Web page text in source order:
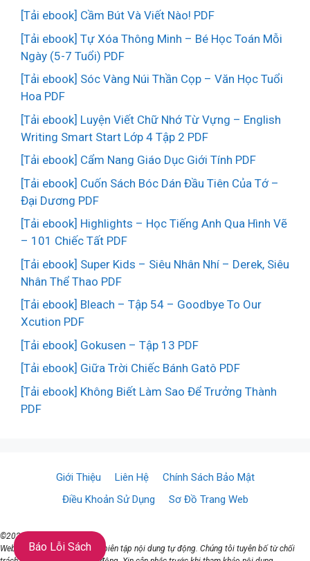
[Tải ebook] Cầm Bút Và Viết Nào! PDF
[Tải ebook] Tự Xóa Thông Minh – Bé Học Toán Mỗi
Ngày (5-7 Tuổi) PDF
[Tải ebook] Sóc Vàng Núi Thần Cọp – Văn Học Tuổi
Hoa PDF
[Tải ebook] Luyện Viết Chữ Nhớ Từ Vựng – English
Writing Smart Start Lớp 4 Tập 2 PDF
[Tải ebook] Cẩm Nang Giáo Dục Giới Tính PDF
[Tải ebook] Cuốn Sách Bóc Dán Đầu Tiên Của Tớ –
Đại Dương PDF
[Tải ebook] Highlights – Học Tiếng Anh Qua Hình Vẽ
– 101 Chiếc Tất PDF
[Tải ebook] Super Kids – Siêu Nhân Nhí – Derek, Siêu
Nhân Thể Thao PDF
[Tải ebook] Bleach – Tập 54 – Goodbye To Our
Xcution PDF
[Tải ebook] Gokusen – Tập 13 PDF
[Tải ebook] Giữa Trời Chiếc Bánh Gatô PDF
[Tải ebook] Không Biết Làm Sao Để Trưởng Thành
PDF
Giới Thiệu Liên Hệ
Chính Sách Bảo Mật
Điều Khoản Sử Dụng
Sơ Đồ Trang Web
©2021 ♥ TaiSach.Org
Website đang sử dụng AI để biên tập nội dung tự động. Chúng tôi tuyên bố từ chối
Báo Lỗi Sách